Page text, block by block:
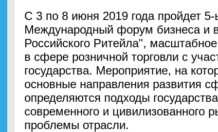
С 3 по 8 июня 2019 года пройдет
Международный форум бизнеса и
Российского Ритейла",
в сфере розничной торговли с
государства. Мероприятие, на
основные направления развития
определяются подходы
современного и цивилизованного
проблемы отрасли.